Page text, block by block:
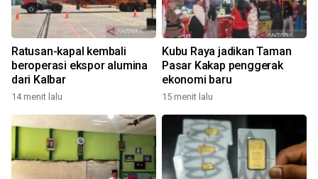
Ratusan-kapal kembali
beroperasi ekspor alumina
dari Kalbar
14 menit lalu
Kubu Raya jadikan Taman
Pasar Kakap penggerak
ekonomi baru
15 menit lalu